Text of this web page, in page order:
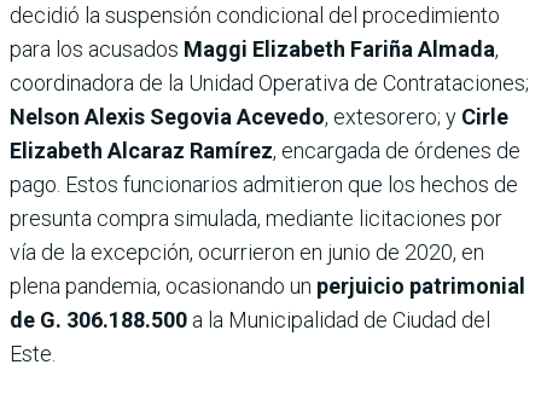
decidió la suspensión condicional del procedimiento
para los acusados Maggi Elizabeth Fariña Almada,
coordinadora de la Unidad Operativa de Contrataciones;
Nelson Alexis Segovia Acevedo, extesorero; y Cirle
Elizabeth Alcaraz Ramírez, encargada de órdenes de
pago. Estos funcionarios admitieron que los hechos de
presunta compra simulada, mediante licitaciones por
vía de la excepción, ocurrieron en junio de 2020, en
plena pandemia, ocasionando un perjuicio patrimonial
de G. 306.188.500 a la Municipalidad de Ciudad del
Este.